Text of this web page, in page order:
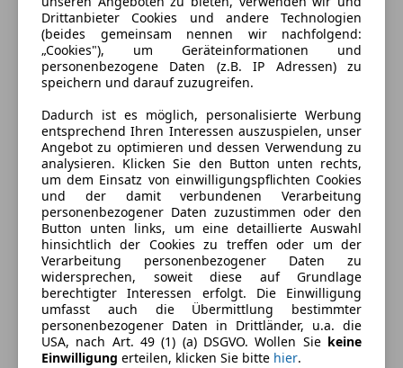
Energieverbrauch
Drittanbieter Cookies und andere Technologien
(beides gemeinsam nennen wir nachfolgend:
„Cookies"), um Geräteinformationen und
personenbezogene Daten (z.B. IP Adressen) zu
speichern und darauf zuzugreifen.
Dadurch ist es möglich, personalisierte Werbung
entsprechend Ihren Interessen auszuspielen, unser
Angebot zu optimieren und dessen Verwendung zu
analysieren. Klicken Sie den Button unten rechts,
um dem Einsatz von einwilligungspflichten Cookies
und der damit verbundenen Verarbeitung
personenbezogener Daten zuzustimmen oder den
Button unten links, um eine detaillierte Auswahl
hinsichtlich der Cookies zu treffen oder um der
Verarbeitung personenbezogener Daten zu
widersprechen, soweit diese auf Grundlage
berechtigter Interessen erfolgt. Die Einwilligung
umfasst auch die Übermittlung bestimmter
personenbezogener Daten in Drittländer, u.a. die
USA, nach Art. 49 (1) (a) DSGVO. Wollen Sie keine
Einwilligung erteilen, klicken Sie bitte hier.